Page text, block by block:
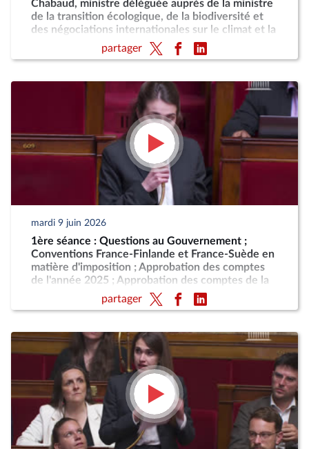
Chabaud, ministre déléguée auprès de la ministre
de la transition écologique, de la biodiversité et
des négociations internationales sur le climat et la
nature, chargée de la mer et de la pêche
partager
mardi 9 juin 2026
1ère séance : Questions au Gouvernement ;
Conventions France-Finlande et France-Suède en
matière d'imposition ; Approbation des comptes
de l'année 2025 ; Approbation des comptes de la
sécurité sociale de l'année 2025
partager